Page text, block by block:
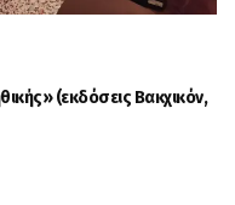
(εκδόσεις Βακχικόν,